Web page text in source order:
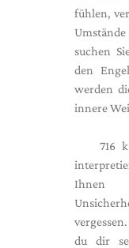
fühlen,
suchen
den
werden
innere
716
Ihnen
du dir